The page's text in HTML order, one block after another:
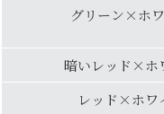
グリーン×ホ
暗いレッド×ホ
レッド×ホワ